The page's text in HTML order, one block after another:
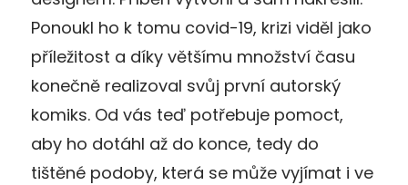
Ponoukl ho k tomu covid-19, krizi viděl jako
příležitost a díky většímu množství času
konečně realizoval svůj první autorský
komiks. Od vás teď potřebuje pomoct,
aby ho dotáhl až do konce, tedy do
tištěné podoby, která se může vyjímat i ve